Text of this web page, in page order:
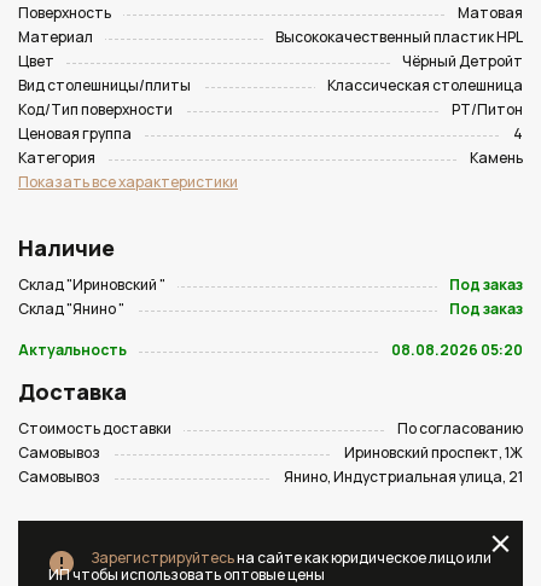
Поверхность
Матовая
Материал
Высококачественный пластик HPL
Цвет
Чёрный Детройт
Вид столешницы/плиты
Классическая столешница
Код/Тип поверхности
PT/Питон
Ценовая группа
4
Категория
Камень
Показать все характеристики
Наличие
Склад "Ириновский "
Под заказ
Склад "Янино "
Под заказ
Актуальность
08.08.2026 05:20
Доставка
Стоимость доставки
По согласованию
Самовывоз
Ириновский проспект, 1Ж
Самовывоз
Янино, Индустриальная улица, 21
Зарегистрируйтесьна сайте как юридическое лицо или
ИП чтобы использовать оптовые цены